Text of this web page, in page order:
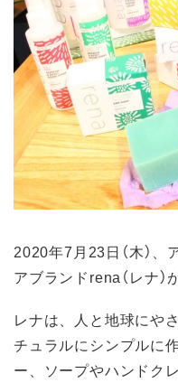
2020年7月23日（木）
アブランドrena（レナ）
レナは、人と地球にや
チュラルにシンプルに
ー、ソープやハンドク